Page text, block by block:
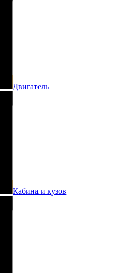
Двигатель
Кабина и кузов